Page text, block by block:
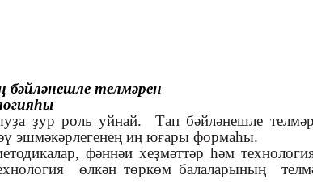
бәйләнешле телмәрен
ҙур роль уйнай. Тап бәйләнешле
эшмәкәрлегенең иң юғары формаһы.
фәннәи хеҙмәттәр һәм
өлкән төркөм балаларының